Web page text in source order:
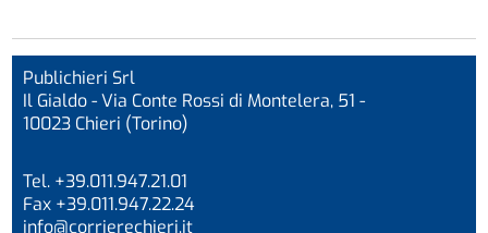
Publichieri Srl
Il Gialdo - Via Conte Rossi di Montelera, 51 -
10023 Chieri (Torino)
Tel. +39.011.947.21.01
Fax +39.011.947.22.24
info@corrierechieri.it